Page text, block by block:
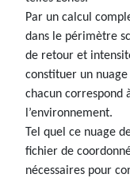
Par un calcul
dans le périmètre
de retour et
constituer un
chacun correspond
l’environnement.
Tel quel ce nuage
fichier de
nécessaires pour